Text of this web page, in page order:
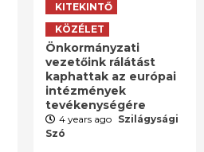
KITEKINTŐ
KÖZÉLET
Önkormányzati
vezetőink rálátást
kaphattak az európai
intézmények
tevékenységére
4 years ago Szilágysági
Szó